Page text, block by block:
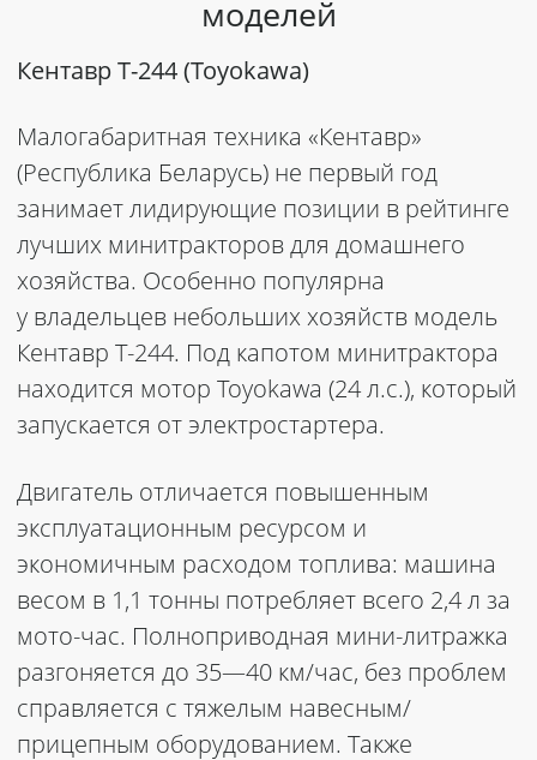
моделей
Кентавр Т-244 (Toyokawa)
Малогабаритная техника «Кентавр»
(Республика Беларусь) не первый год
занимает лидирующие позиции в рейтинге
лучших минитракторов для домашнего
хозяйства. Особенно популярна
у владельцев небольших хозяйств модель
Кентавр Т-244. Под капотом минитрактора
находится мотор Toyokawa (24 л.с.), который
запускается от электростартера.
Двигатель отличается повышенным
эксплуатационным ресурсом и
экономичным расходом топлива: машина
весом в 1,1 тонны потребляет всего 2,4 л за
мото-час. Полноприводная мини-литражка
разгоняется до 35—40 км/час, без проблем
справляется с тяжелым навесным/
прицепным оборудованием. Также